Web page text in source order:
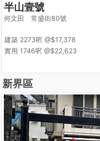
半山壹號
何文田 常盛街80號
建築 2273呎 @$17,378
實用 1746呎 @$22,623
新界區